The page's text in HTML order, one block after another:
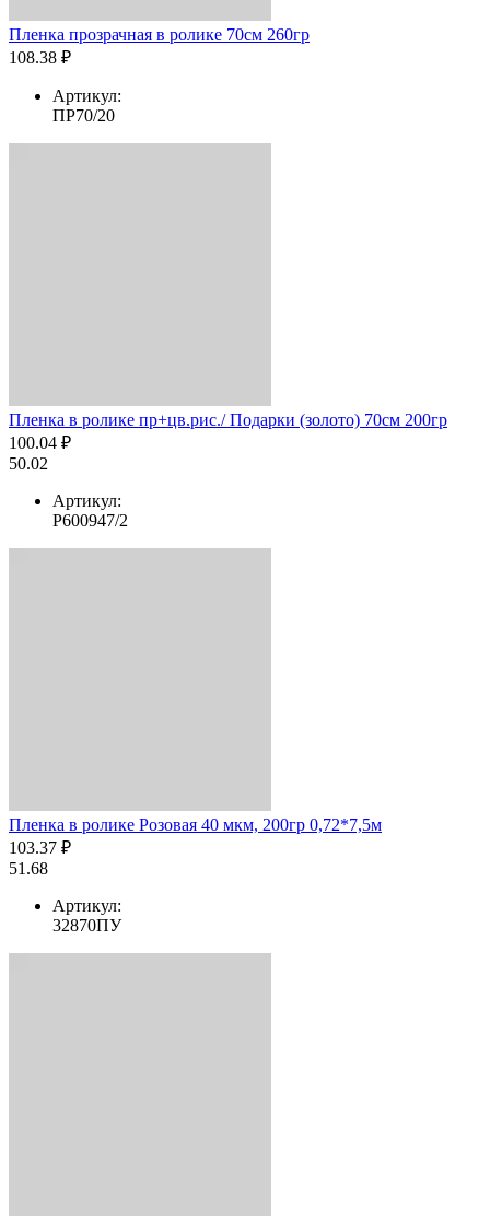
Пленка прозрачная в ролике 70см 260гр
108.38 ₽
Артикул:
ПР70/20
Пленка в ролике пр+цв.рис./ Подарки (золото) 70см 200гр
100.04 ₽
50.02
Артикул:
Р600947/2
Пленка в ролике Розовая 40 мкм, 200гр 0,72*7,5м
103.37 ₽
51.68
Артикул:
32870ПУ